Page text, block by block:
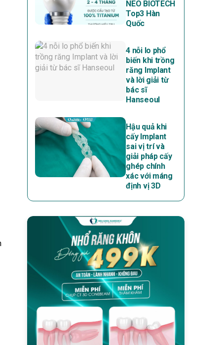
NEO BIOTECH
Top3 Hàn
Quốc
4 nỗi lo phổ
biến khi trồng
răng Implant
và lời giải từ
bác sĩ
Hanseoul
Hậu quả khi
cấy Implant
sai vị trí và
giải pháp cấy
ghép chính
xác với máng
định vị 3D